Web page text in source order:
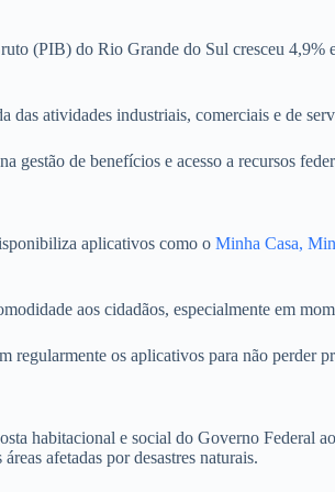
(PIB) do Rio Grande do Sul cresceu 4,9%
atividades industriais, comerciais e de
gestão de benefícios e acesso a recursos
aplicativos como o Minha Casa,
aos cidadãos, especialmente em
regularmente os aplicativos para não perder
habitacional e social do Governo Federal
afetadas por desastres naturais.